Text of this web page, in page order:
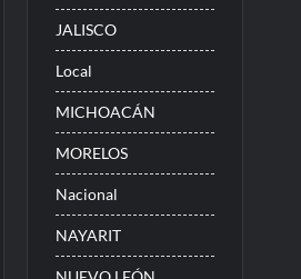
JALISCO
Local
MICHOACÁN
MORELOS
Nacional
NAYARIT